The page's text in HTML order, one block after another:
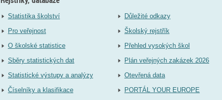
Statistika školství
Pro veřejnost
O školské statistice
Sběry statistických dat
Statistické výstupy a analýzy
Číselníky a klasifikace
Důležité odkazy
Školský rejstřík
Přehled vysokých škol
Plán veřejných zakázek 2026
Otevřená data
PORTÁL YOUR EUROPE